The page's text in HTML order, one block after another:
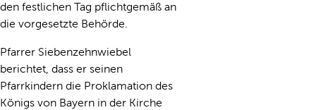
den festlichen Tag pflichtgemäß an
die vorgesetzte Behörde.
Pfarrer Siebenzehnwiebel
berichtet, dass er seinen
Pfarrkindern die Proklamation des
Königs von Bayern in der Kirche